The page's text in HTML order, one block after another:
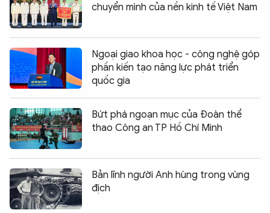
chuyển mình của nền kinh tế Việt Nam
Ngoại giao khoa học - công nghệ góp
phần kiến tạo năng lực phát triển
quốc gia
Bứt phá ngoạn mục của Đoàn thể
thao Công an TP Hồ Chí Minh
Bản lĩnh người Anh hùng trong vùng
địch